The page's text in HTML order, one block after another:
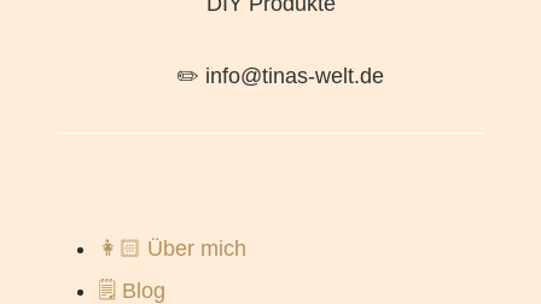
✏️ info@tinas-welt.de
👩🏻 Über mich
🗒️ Blog